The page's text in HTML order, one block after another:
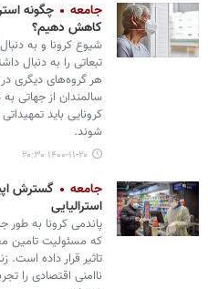
جامعه
چگونه
کاهش دهیم؟
شیوع کرونا و به
تبعاتی را به دنبال
هر گروه‌های دیگری
سالمندان از جهاتی
کرونایی باید
شوند.
۱۴۰۰-۱۱-۲۰ ۲۰:۳۰
جامعه
گسترش
استرالیایی
پاندمی کرونا به طور
که مسئولیت تامین
تاثیر قرار داده است.
ناامنی اقتصادی را